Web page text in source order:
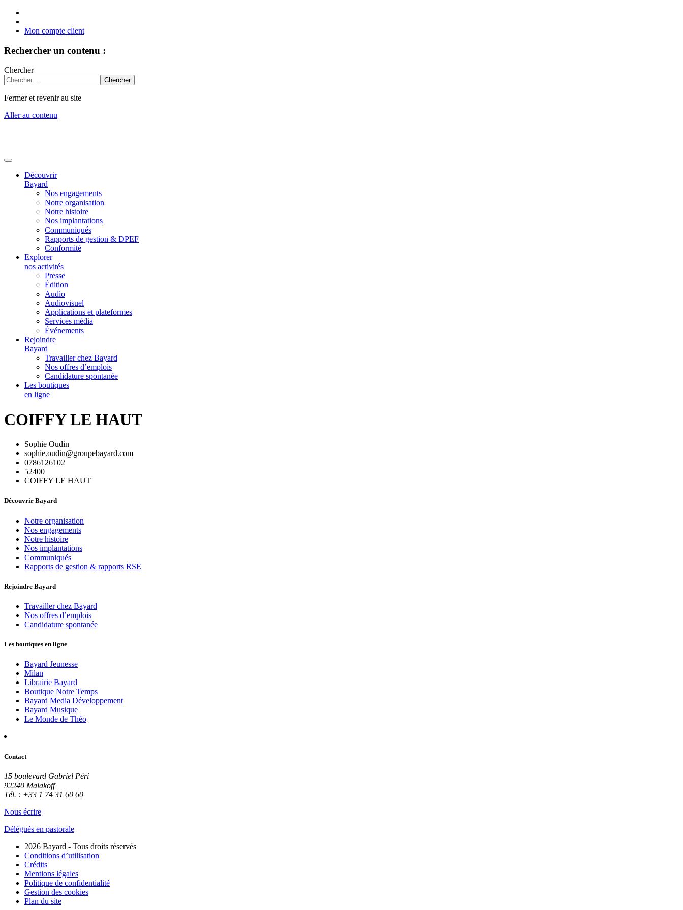
Mon compte client
Rechercher un contenu :
Chercher
Fermer et revenir au site
Aller au contenu
Découvrir
Bayard
Nos engagements
Notre organisation
Notre histoire
Nos implantations
Communiqués
Rapports de gestion & DPEF
Conformité
Explorer
nos activités
Presse
Édition
Audio
Audiovisuel
Applications et plateformes
Services média
Événements
Rejoindre
Bayard
Travailler chez Bayard
Nos offres d’emplois
Candidature spontanée
Les boutiques
en ligne
COIFFY LE HAUT
Sophie Oudin
sophie.oudin@groupebayard.com
0786126102
52400
COIFFY LE HAUT
Découvrir Bayard
Notre organisation
Nos engagements
Notre histoire
Nos implantations
Communiqués
Rapports de gestion & rapports RSE
Rejoindre Bayard
Travailler chez Bayard
Nos offres d’emplois
Candidature spontanée
Les boutiques en ligne
Bayard Jeunesse
Milan
Librairie Bayard
Boutique Notre Temps
Bayard Media Développement
Bayard Musique
Le Monde de Théo
Contact
15 boulevard Gabriel Péri
92240 Malakoff
Tél. : +33 1 74 31 60 60
Nous écrire
Délégués en pastorale
2026 Bayard - Tous droits réservés
Conditions d’utilisation
Crédits
Mentions légales
Politique de confidentialité
Gestion des cookies
Plan du site